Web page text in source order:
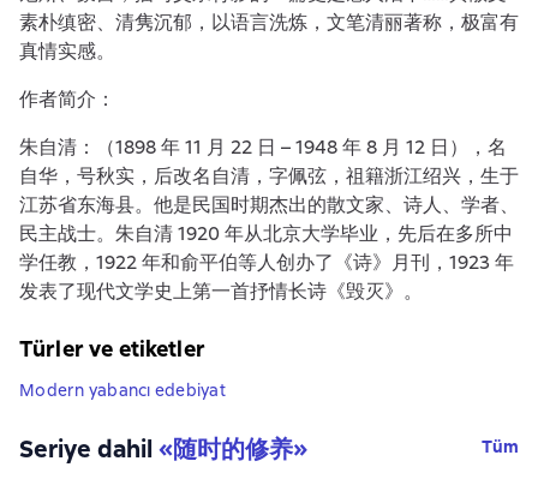
素朴缜密、清隽沉郁，以语言洗炼，文笔清丽著称，极富有
真情实感。
作者简介：
朱自清：（1898 年 11 月 22 日 – 1948 年 8 月 12 日），名
自华，号秋实，后改名自清，字佩弦，祖籍浙江绍兴，生于
江苏省东海县。他是民国时期杰出的散文家、诗人、学者、
民主战士。朱自清 1920 年从北京大学毕业，先后在多所中
学任教，1922 年和俞平伯等人创办了《诗》月刊，1923 年
发表了现代文学史上第一首抒情长诗《毁灭》。
Türler ve etiketler
Modern yabancı edebiyat
Seriye dahil«随时的修养» Tüm